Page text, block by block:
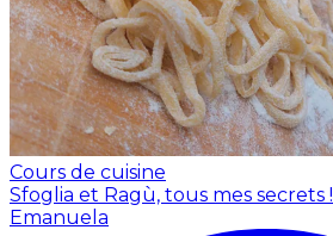
Cours de cuisine
Sfoglia et Ragù, tous mes secrets !
Emanuela